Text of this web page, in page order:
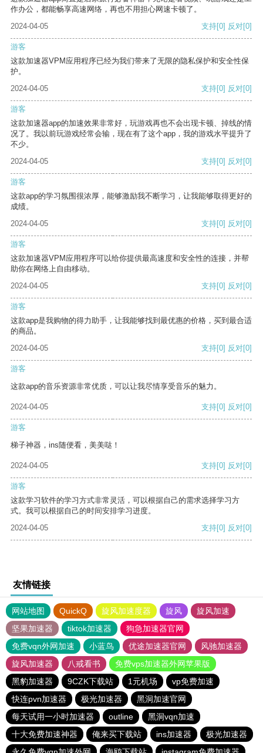
作办公，都能畅享高速网络，再也不用担心网速卡顿了。
2024-04-05
支持[0] 反对[0]
游客
这款加速器VPM应用程序已经为我们带来了无限的隐私保护和安全性保
护。
2024-04-05
支持[0] 反对[0]
游客
这款加速器app的加速效果非常好，玩游戏再也不会出现卡顿、掉线的情
况了。我以前玩游戏经常会输，现在有了这个app，我的游戏水平提升了
不少。
2024-04-05
支持[0] 反对[0]
游客
这款app的学习氛围很浓厚，能够激励我不断学习，让我能够取得更好的
成绩。
2024-04-05
支持[0] 反对[0]
游客
这款加速器VPM应用程序可以给你提供最高速度和安全性的连接，并帮
助你在网络上自由移动。
2024-04-05
支持[0] 反对[0]
游客
这款app是我购物的得力助手，让我能够找到最优惠的价格，买到最合适
的商品。
2024-04-05
支持[0] 反对[0]
游客
这款app的音乐资源非常优质，可以让我尽情享受音乐的魅力。
2024-04-05 支持[0] 反对[0]
游客
梯子神器，ins随便看，美美哒！
2024-04-05 支持[0] 反对[0]
游客
这款学习软件的学习方式非常灵活，可以根据自己的需求选择学习方
式。我可以根据自己的时间安排学习进度。
2024-04-05
支持[0] 反对[0]
友情链接
网站地图 QuickQ 旋风加速度器 旋风
旋风加速
坚果加速器
tiktok加速器
狗急加速器官网
免费vqn外网加速
小蓝鸟 优途加速器官网
风驰加速器
旋风加速器
八戒看书
免费vps加速器外网苹果版
黑豹加速器
9CZK下载站 1元机场
vp免费加速
快连pvn加速器
极光加速器
黑洞加速官网
每天试用一小时加速器
outline
黑洞vqn加速
十大免费加速神器
俺来买下载站 ins加速器
极光加速器